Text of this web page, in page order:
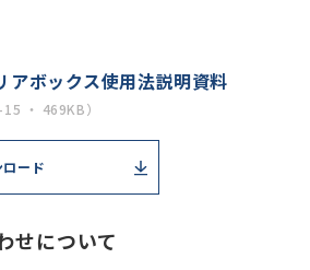
アボックス使用法説明資料
・ 469KB）
ード
せについて